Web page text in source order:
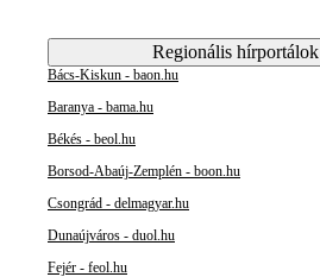
Regionális hírportálok
Bács-Kiskun - baon.hu
Baranya - bama.hu
Békés - beol.hu
Borsod-Abaúj-Zemplén - boon.hu
Csongrád - delmagyar.hu
Dunaújváros - duol.hu
Fejér - feol.hu